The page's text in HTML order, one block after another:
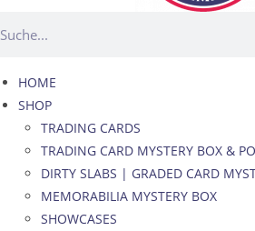
HOME
SHOP
TRADING CARDS
TRADING CARD MYSTERY BOX &
DIRTY SLABS | GRADED CARD
MEMORABILIA MYSTERY BOX
SHOWCASES